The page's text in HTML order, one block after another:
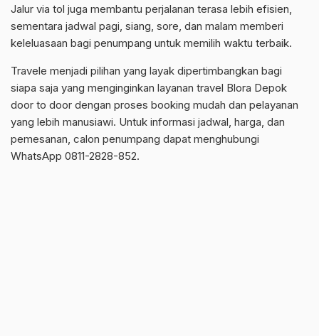
Jalur via tol juga membantu perjalanan terasa lebih efisien,
sementara jadwal pagi, siang, sore, dan malam memberi
keleluasaan bagi penumpang untuk memilih waktu terbaik.
Travele menjadi pilihan yang layak dipertimbangkan bagi
siapa saja yang menginginkan layanan travel Blora Depok
door to door dengan proses booking mudah dan pelayanan
yang lebih manusiawi. Untuk informasi jadwal, harga, dan
pemesanan, calon penumpang dapat menghubungi
WhatsApp 0811-2828-852.